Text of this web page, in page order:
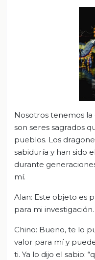
Nosotros tenemos
son seres sagrados
pueblos. Los
sabiduría y han sido
durante
mí.
Alan: Este objeto es
para mi investigación.
Chino: Bueno, te lo
valor para mí y
ti. Ya lo dijo el sabio: